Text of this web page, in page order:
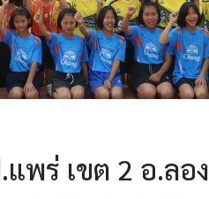
พร่ เขต 2 อ.ลอง